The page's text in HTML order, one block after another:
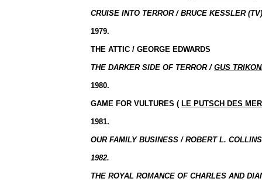
CRUISE INTO TERROR / BRUCE KESSLER
1979.
THE ATTIC / GEORGE EDWARDS
THE DARKER SIDE OF TERROR /GUS
1980.
GAME FOR VULTURES ( LE PUTSCH DES
1981.
OUR FAMILY BUSINESS / ROBERT L.
1982.
THE ROYAL ROMANCE OF CHARLES AND